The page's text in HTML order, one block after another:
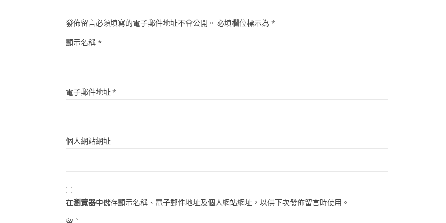
發佈留言必須填寫的電子郵件地址不會公開。 必填欄位標示為 *
顯示名稱 *
電子郵件地址 *
個人網站網址
在瀏覽器中儲存顯示名稱、電子郵件地址及個人網站網址，以供下次發佈留言時使用。